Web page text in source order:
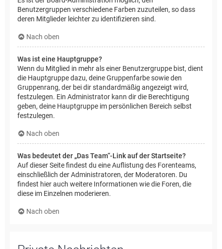
Benutzergruppen verschiedene Farben zuzuteilen, so dass
deren Mitglieder leichter zu identifizieren sind.
Nach oben
Was ist eine Hauptgruppe?
Wenn du Mitglied in mehr als einer Benutzergruppe bist, dient
die Hauptgruppe dazu, deine Gruppenfarbe sowie den
Gruppenrang, der bei dir standardmäßig angezeigt wird,
festzulegen. Ein Administrator kann dir die Berechtigung
geben, deine Hauptgruppe im persönlichen Bereich selbst
festzulegen.
Nach oben
Was bedeutet der „Das Team“-Link auf der Startseite?
Auf dieser Seite findest du eine Auflistung des Forenteams,
einschließlich der Administratoren, der Moderatoren. Du
findest hier auch weitere Informationen wie die Foren, die
diese im Einzelnen moderieren.
Nach oben